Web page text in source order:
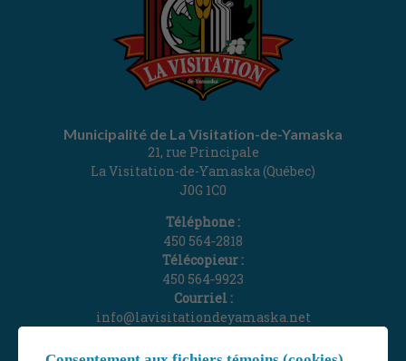
Municipalité de La Visitation-de-Yamaska
21, rue Principale
La Visitation-de-Yamaska (Québec)
J0G 1C0
Téléphone :
450 564‑2818
Télécopieur :
450 564‑9923
Courriel :
info@lavisitationdeyamaska.net